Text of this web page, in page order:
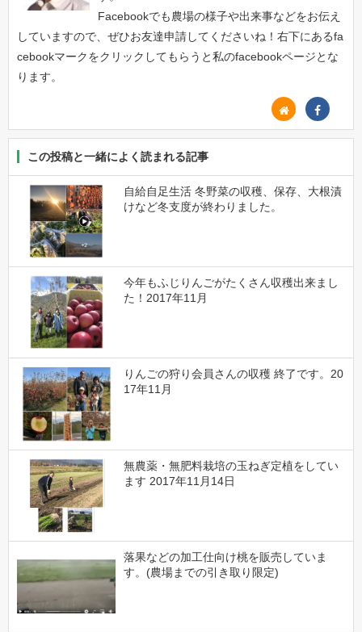
Facebookでも農場の様子や出来事などをお伝え
していますので、ぜひお友達申請してくださいね！右下にあるfa
cebookマークをクリックしてもらうと私のfacebookページとな
ります。
この投稿と一緒によく読まれる記事
自給自足生活 冬野菜の収穫、保存、大根漬
けなど冬支度が終わりました。
今年もふじりんごがたくさん収穫出来まし
た！2017年11月
りんごの狩り会員さんの収穫 終了です。20
17年11月
無農薬・無肥料栽培の玉ねぎ定植をしてい
ます 2017年11月14日
落果などの加工仕向け桃を販売していま
す。(農場までの引き取り限定)